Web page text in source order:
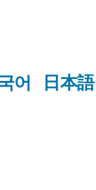
어 日本語